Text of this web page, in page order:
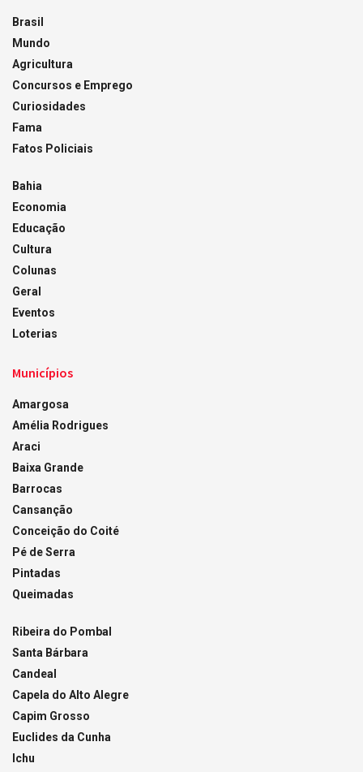
Brasil
Mundo
Agricultura
Concursos e Emprego
Curiosidades
Fama
Fatos Policiais
Bahia
Economia
Educação
Cultura
Colunas
Geral
Eventos
Loterias
Municípios
Amargosa
Amélia Rodrigues
Araci
Baixa Grande
Barrocas
Cansanção
Conceição do Coité
Pé de Serra
Pintadas
Queimadas
Ribeira do Pombal
Santa Bárbara
Candeal
Capela do Alto Alegre
Capim Grosso
Euclides da Cunha
Ichu